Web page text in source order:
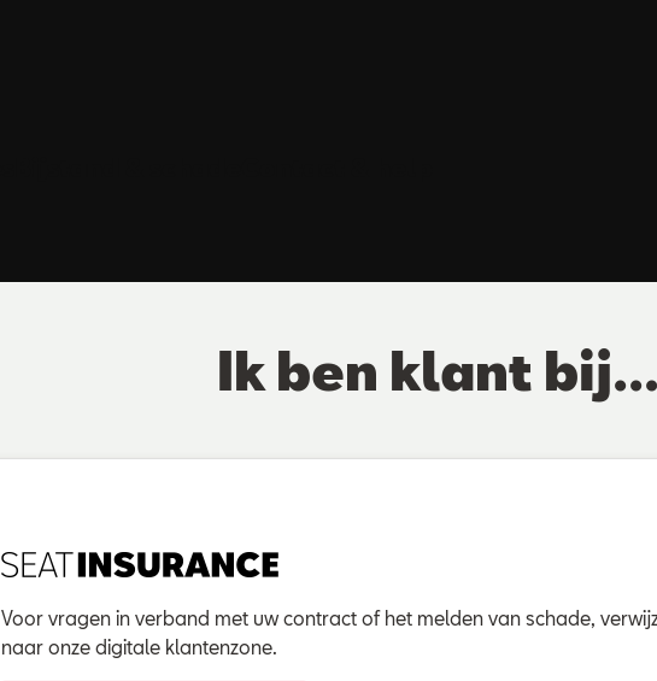
Ik ben klant bij...
Voor vragen in verband met uw contract of het melden van schade,
naar onze digitale klantenzone.